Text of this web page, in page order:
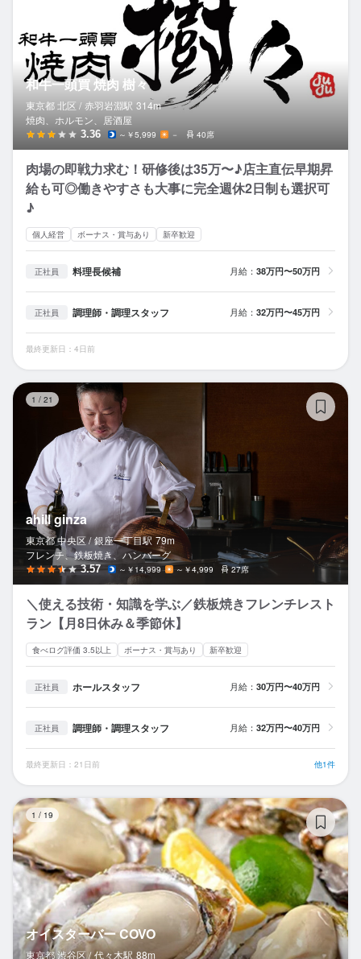
和牛一頭買 焼肉 樹々
東京都 北区 / 赤羽岩淵駅 314m
焼肉、ホルモン、居酒屋
3.36 ～￥5,999 － 40席
肉場の即戦力求む！研修後は35万〜♪店主直伝早期昇
給も可◎働きやすさも大事に完全週休2日制も選択可
♪
個人経営 ボーナス・賞与あり 新卒歓迎
正社員 料理長候補 月給： 38万円〜50万円
正社員 調理師・調理スタッフ 月給： 32万円〜45万円
最終更新日：4日前
1 / 21
ahill ginza
東京都 中央区 / 銀座一丁目駅 79m
フレンチ、鉄板焼き、ハンバーグ
3.57 ～￥14,999 ～￥4,999 27席
＼使える技術・知識を学ぶ／鉄板焼きフレンチレスト
ラン【月8日休み＆季節休】
食べログ評価 3.5以上 ボーナス・賞与あり 新卒歓迎
正社員 ホールスタッフ 月給： 30万円〜40万円
正社員 調理師・調理スタッフ 月給： 32万円〜40万円
最終更新日：21日前 他1件
1 / 19
オイスターバー COVO
東京都 渋谷区 / 代々木駅 88m